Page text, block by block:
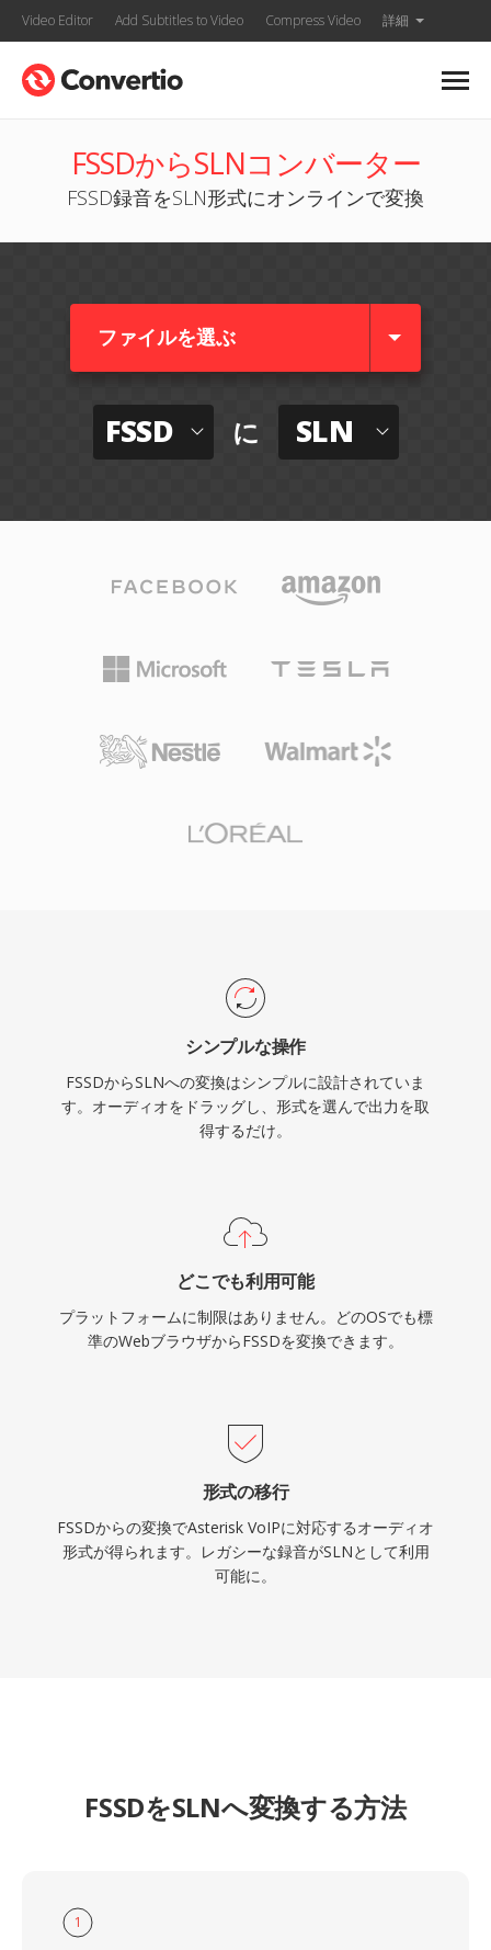
Video Editor Add Subtitles to Video Compress Video 詳細
FSSDからSLNコンバーター
FSSD録音をSLN形式にオンラインで変換
ファイルを選ぶ
FSSD に SLN
シンプルな操作
FSSDからSLNへの変換はシンプルに設計されていま
す。オーディオをドラッグし、形式を選んで出力を取
得するだけ。
どこでも利用可能
プラットフォームに制限はありません。どのOSでも標
準のWebブラウザからFSSDを変換できます。
形式の移行
FSSDからの変換でAsterisk VoIPに対応するオーディオ
形式が得られます。レガシーな録音がSLNとして利用
可能に。
FSSDをSLNへ変換する方法
1